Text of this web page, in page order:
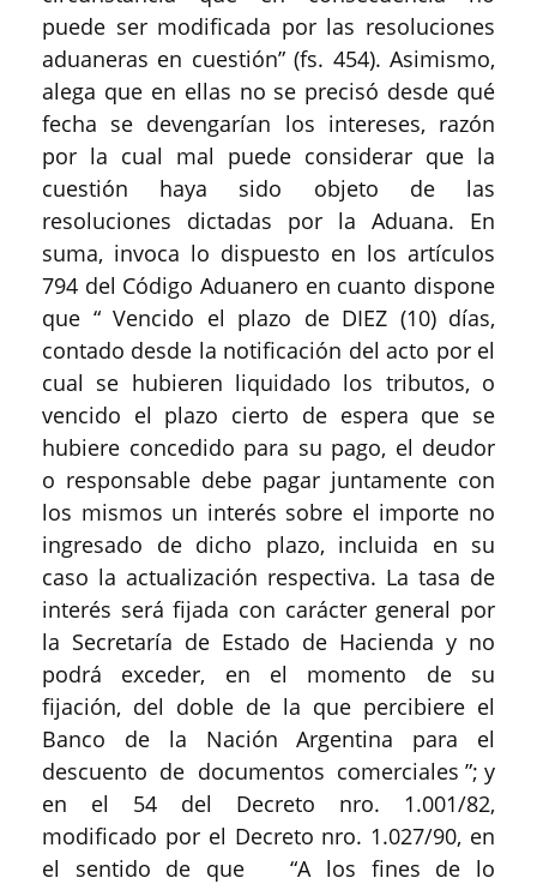
puede ser modificada por las resoluciones
aduaneras en cuestión” (fs. 454). Asimismo,
alega que en ellas no se precisó desde qué
fecha se devengarían los intereses, razón
por la cual mal puede considerar que la
cuestión haya sido objeto de las
resoluciones dictadas por la Aduana. En
suma, invoca lo dispuesto en los artículos
794 del Código Aduanero en cuanto dispone
que “ Vencido el plazo de DIEZ (10) días,
contado desde la notificación del acto por el
cual se hubieren liquidado los tributos, o
vencido el plazo cierto de espera que se
hubiere concedido para su pago, el deudor
o responsable debe pagar juntamente con
los mismos un interés sobre el importe no
ingresado de dicho plazo, incluida en su
caso la actualización respectiva. La tasa de
interés será fijada con carácter general por
la Secretaría de Estado de Hacienda y no
podrá exceder, en el momento de su
fijación, del doble de la que percibiere el
Banco de la Nación Argentina para el
descuento de documentos comerciales ”; y
en el 54 del Decreto nro. 1.001/82,
modificado por el Decreto nro. 1.027/90, en
el sentido de que “A los fines de lo